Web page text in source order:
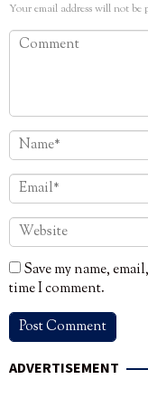
Your email address will not be
Save my name,
time I comment.
ADVERTISEMENT